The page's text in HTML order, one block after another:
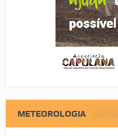
METEOROLOGIA